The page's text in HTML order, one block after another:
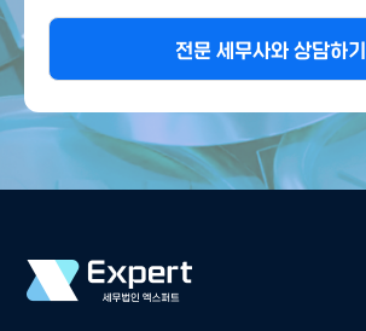
전문 세무사와 상담하기